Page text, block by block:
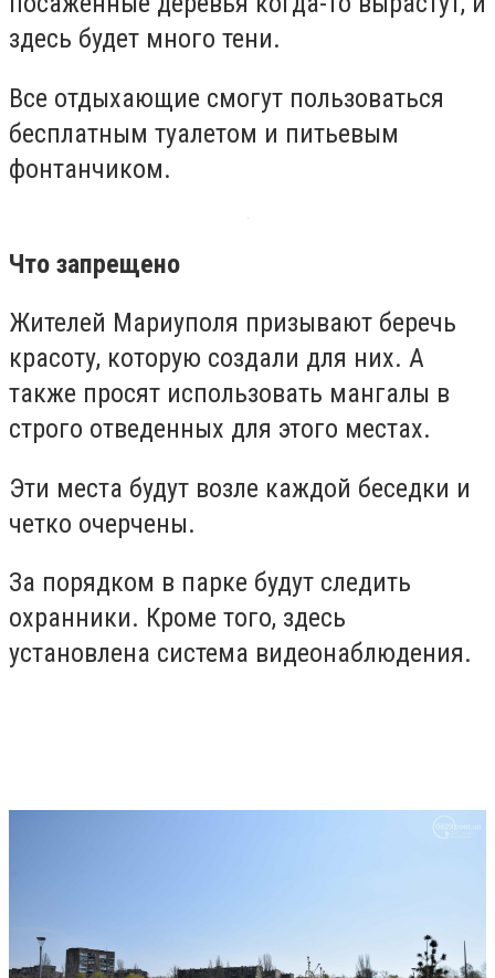
здесь будет много тени.
Все отдыхающие смогут пользоваться
бесплатным туалетом и питьевым
фонтанчиком.
Что запрещено
Жителей Мариуполя призывают беречь
красоту, которую создали для них. А
также просят использовать мангалы в
строго отведенных для этого местах.
Эти места будут возле каждой беседки и
четко очерчены.
За порядком в парке будут следить
охранники. Кроме того, здесь
установлена система видеонаблюдения.